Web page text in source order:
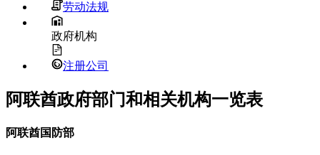
劳动法规
政府机构
注册公司
阿联酋政府部门和相关机构一览表
阿联酋国防部